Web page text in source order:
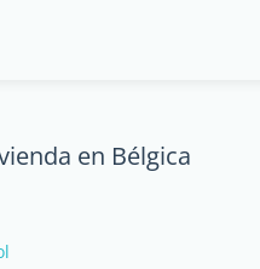
en Bélgica